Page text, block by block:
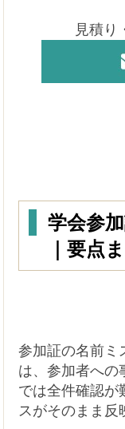
見積り
学会参
｜要点
参加証の名前ミ
は、参加者への
では全件確認が
スがそのまま反